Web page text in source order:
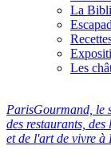
La
Les
ParisGourmand, le
des restaurants, des
et de l'art de vivre à